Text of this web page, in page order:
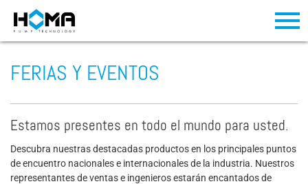
FERIAS Y EVENTOS
Estamos presentes en todo el mundo para usted.
Descubra nuestras destacadas productos en los principales puntos
de encuentro nacionales e internacionales de la industria. Nuestros
representantes de ventas e ingenieros estarán encantados de